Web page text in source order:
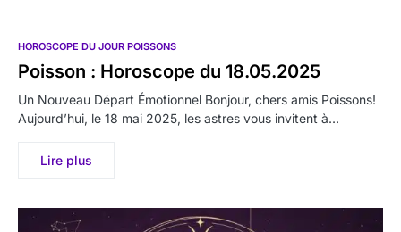
HOROSCOPE DU JOUR POISSONS
Poisson : Horoscope du 18.05.2025
Un Nouveau Départ Émotionnel Bonjour, chers amis Poissons!
Aujourd’hui, le 18 mai 2025, les astres vous invitent à…
Lire plus